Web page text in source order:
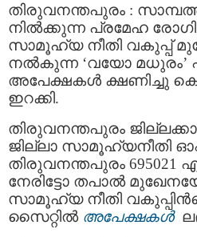
തിരുവനന്തപുരം :
നിൽക്കുന്ന പ്രമേഹ
സാമൂഹ്യ നീതി വകുപ്പ്
നൽകുന്ന ‘വയോ മധുരം’
അപേക്ഷകൾ ക്ഷണിച്ചു
ഇറക്കി.
തിരുവനന്തപുരം
ജില്ലാ സാമൂഹ്യനീതി
തിരുവനന്തപുരം 695021
നേരിട്ടോ തപാൽ
സാമൂഹ്യ നീതി
സൈറ്റിൽ അപേക്ഷകൾ